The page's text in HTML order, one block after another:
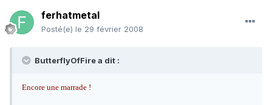
ferhatmetal
Posté(e) le 29 février 2008
ButterflyOfFire a dit :
Encore une marrade !